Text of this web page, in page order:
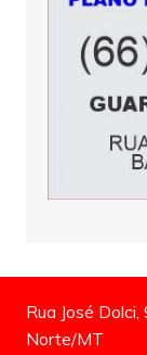
Rua José
Norte/MT